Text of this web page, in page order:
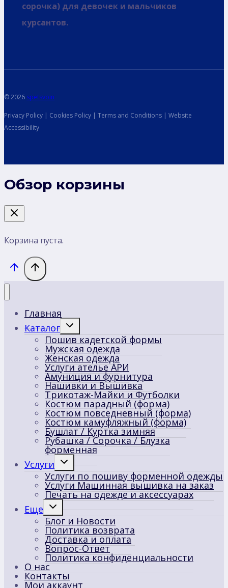
сорочка) для девочек и мальчиков
курсантов.
© 2026 spetsvoin
Privacy Policy | Cookies Policy | Terms and Conditions | Website
Accessibility
Обзор корзины
Корзина пуста.
Главная
Каталог
Переключить
меню
Пошив кадетской формы
Мужская одежда
Женская одежда
Услуги ателье АРИ
Амуниция и фурнитура
Нашивки и Вышивка
Трикотаж-Майки и Футболки
Костюм парадный (форма)
Костюм повседневный (форма)
Костюм камуфляжный (форма)
Бушлат / Куртка зимняя
Рубашка / Сорочка / Блузка
форменная
Услуги
Переключить
дочернее
меню
Услуги по пошиву форменной одежды
Услуги Машинная вышивка на заказ
Печать на одежде и аксессуарах
Еще
Переключить
дочернее
меню
Блог и Новости
Политика возврата
Доставка и оплата
Вопрос-Ответ
Политика конфиденциальности
О нас
Контакты
Мои аккаунт